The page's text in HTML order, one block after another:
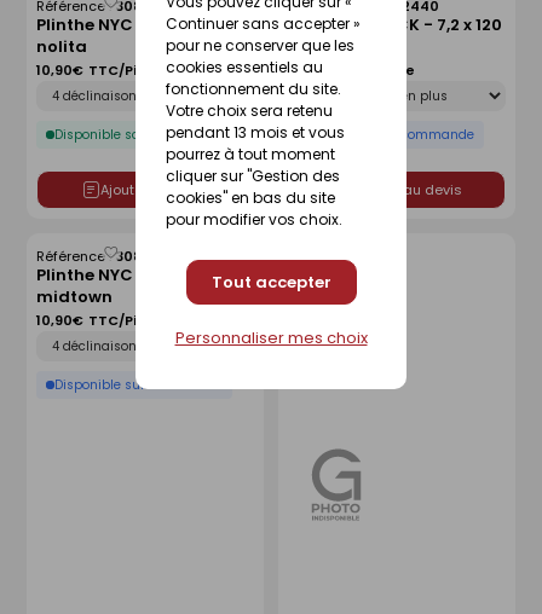
Continuer sans accepter »
pour ne conserver que les
cookies essentiels au
fonctionnement du site.
Votre choix sera retenu
pendant 13 mois et vous
pourrez à tout moment
cliquer sur "Gestion des
cookies" en bas du site
pour modifier vos choix.
Tout accepter
Personnaliser mes choix
Plinthe NYC 8 x 61 cm -
nolita
Référence :30898270
Disponible sous 10 jours
10,90€ TTC/Pièce
Ajouter au devis
Enregistrer
comme
Plinthe BE ROCK - 7,2 x 120
cm - indie
Référence : 30882440
Déclinaison
Disponible sur commande
19,90€ TTC/Pièce
Ajouter au devis
Enregistrer
comme
Plinthe NYC 8 x 61 cm -
midtown
Référence :30898269
Disponible sur commande
10,90€ TTC/Pièce
Enregistrer
comme
liste